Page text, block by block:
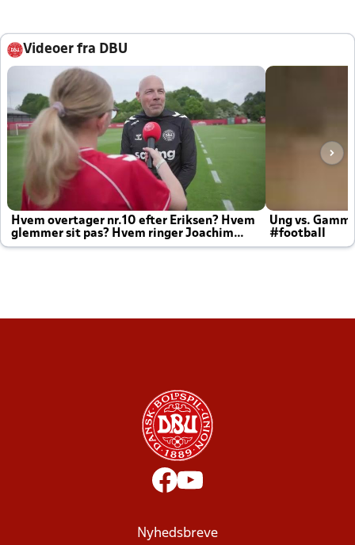
Videoer fra DBU
Hvem overtager nr.10 efter Eriksen? Hvem
glemmer sit pas? Hvem ringer Joachim
altid til efter kampe?
Ung vs.
#football
Nyhedsbreve